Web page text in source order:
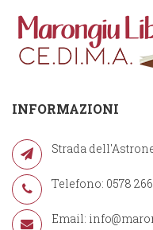
INFORMAZIONI
Strada
Telefono: 0578
Email: